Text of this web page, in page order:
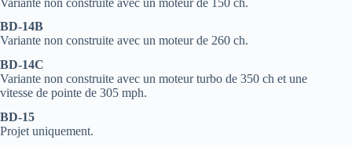
BD-14B
Variante non construite avec un moteur de 260 ch.
BD-14C
Variante non construite avec un moteur turbo de 350 ch et une
vitesse de pointe de 305 mph.
BD-15
Projet uniquement.